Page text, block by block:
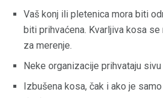
Vaš konj ili pletenica mora biti
biti prihvaćena. Kvarljiva kosa
za merenje.
Neke organizacije prihvataju sivu
Izbušena kosa, čak i ako je